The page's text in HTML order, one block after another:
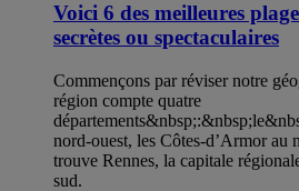
Voici 6 des meilleures
secrètes ou spectaculaires
Commençons par réviser notre
région compte quatre
nord-ouest, les Côtes-d’Armor au
trouve Rennes, la capitale
sud.